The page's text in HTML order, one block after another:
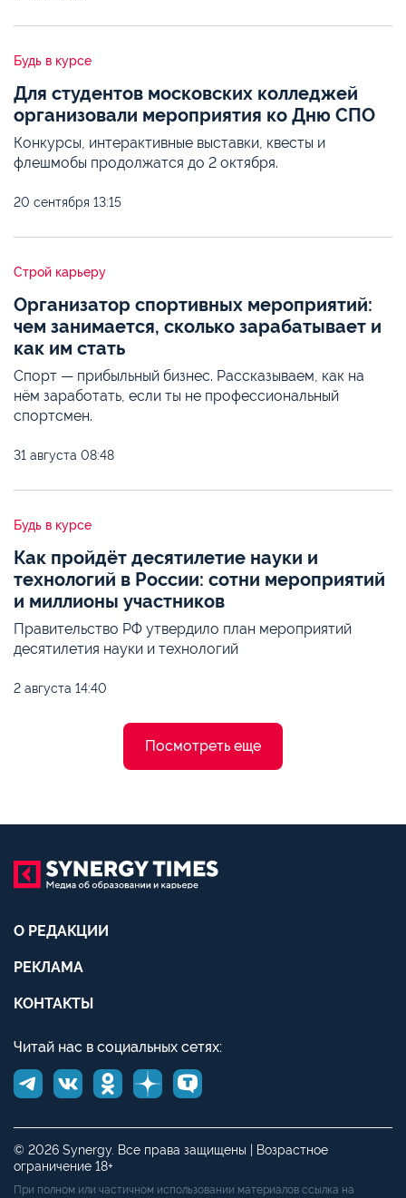
Будь в курсе
Для студентов московских колледжей
организовали мероприятия ко Дню СПО
Конкурсы, интерактивные выставки, квесты и
флешмобы продолжатся до 2 октября.
20 сентября 13:15
Строй карьеру
Организатор спортивных мероприятий:
чем занимается, сколько зарабатывает и
как им стать
Спорт — прибыльный бизнес. Рассказываем, как на
нём заработать, если ты не профессиональный
спортсмен.
31 августа 08:48
Будь в курсе
Как пройдёт десятилетие науки и
технологий в России: сотни мероприятий
и миллионы участников
Правительство РФ утвердило план мероприятий
десятилетия науки и технологий
2 августа 14:40
Посмотреть еще
О РЕДАКЦИИ
РЕКЛАМА
КОНТАКТЫ
Читай нас в социальных сетях:
© 2026 Synergy. Все права защищены | Возрастное
ограничение 18+
При полном или частичном использовании материалов ссылка на